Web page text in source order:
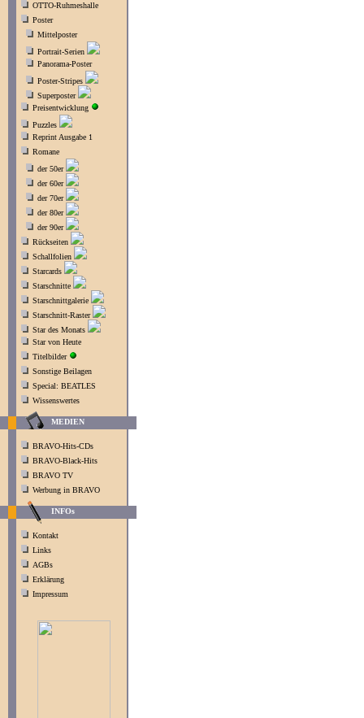
OTTO-Ruhmeshalle
Poster
Mittelposter
Portrait-Serien
Panorama-Poster
Poster-Stripes
Superposter
Preisentwicklung
Puzzles
Reprint Ausgabe 1
Romane
der 50er
der 60er
der 70er
der 80er
der 90er
Rückseiten
Schallfolien
Starcards
Starschnitte
Starschnittgalerie
Starschnitt-Raster
Star des Monats
Star von Heute
Titelbilder
Sonstige Beilagen
Special: BEATLES
Wissenswertes
MEDIEN
BRAVO-Hits-CDs
BRAVO-Black-Hits
BRAVO TV
Werbung in BRAVO
INFOs
Kontakt
Links
AGBs
Erklärung
Impressum